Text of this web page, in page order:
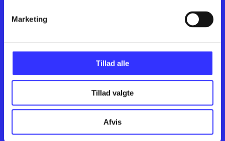
Marketing
Tillad alle
Tillad valgte
Afvis Feedback
Kontakt os
English
Artikler
Film
Musik
Noder